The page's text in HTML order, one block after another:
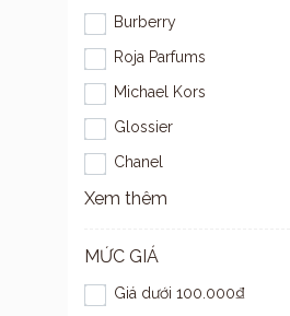
Burberry
Roja Parfums
Michael Kors
Glossier
Chanel
Xem thêm
MỨC GIÁ
Giá dưới 100.000₫